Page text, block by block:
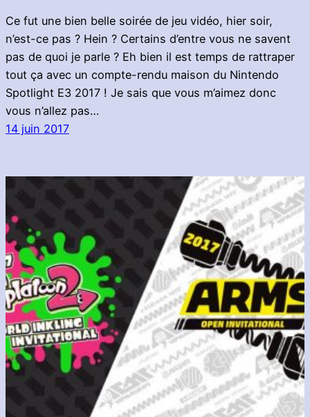
Ce fut une bien belle soirée de jeu vidéo, hier soir,
n’est-ce pas ? Hein ? Certains d’entre vous ne savent
pas de quoi je parle ? Eh bien il est temps de rattraper
tout ça avec un compte-rendu maison du Nintendo
Spotlight E3 2017 ! Je sais que vous m’aimez donc
vous n’allez pas…
14 juin 2017